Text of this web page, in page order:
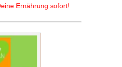
Ernährung sofort!